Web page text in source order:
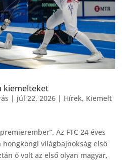
kiemelteket
| júl 22, 2026| Hírek, Kiemelt
Az FTC 24 éves
világbajnokság első
ő volt az első olyan magyar,